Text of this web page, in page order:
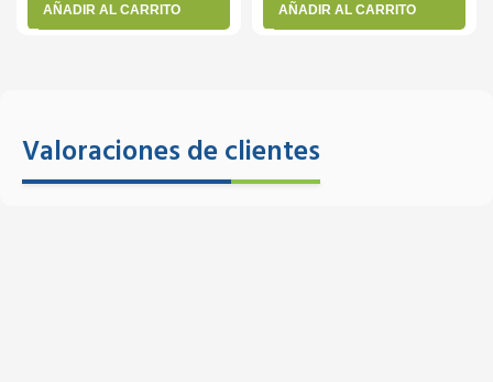
AÑADIR AL CARRITO AÑADIR AL CARRITO
Valoraciones de clientes